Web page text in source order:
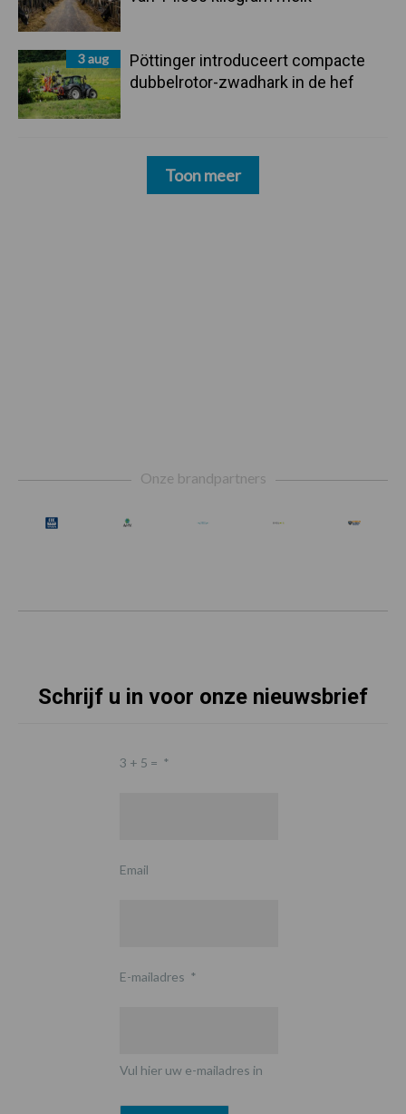
3 aug
Pöttinger introduceert compacte
dubbelrotor-zwadhark in de hef
Toon meer
Onze brandpartners
Schrijf u in voor onze nieuwsbrief
3 + 5 = *
Email
E-mailadres *
Vul hier uw e-mailadres in